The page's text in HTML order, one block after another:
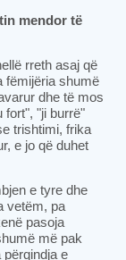
mendor të
rreth asaj që
fëmijëria shumë
dhe të mos
fort", "ji burrë"
trishtimi, frika
e jo që duhet
e tyre dhe
vetëm, pa
pasoja
më pak
e